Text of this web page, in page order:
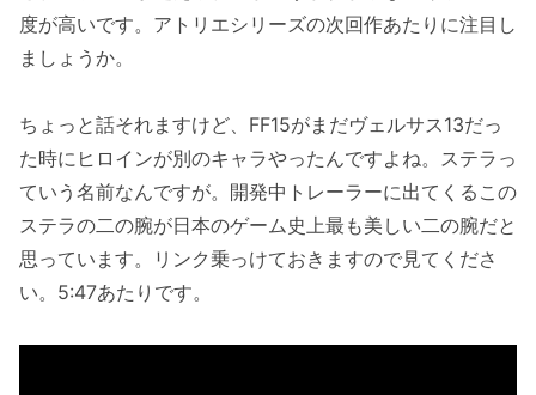
度が高いです。アトリエシリーズの次回作あたりに注目し
ましょうか。
ちょっと話それますけど、FF15がまだヴェルサス13だっ
た時にヒロインが別のキャラやったんですよね。ステラっ
ていう名前なんですが。開発中トレーラーに出てくるこの
ステラの二の腕が日本のゲーム史上最も美しい二の腕だと
思っています。リンク乗っけておきますので見てくださ
い。5:47あたりです。